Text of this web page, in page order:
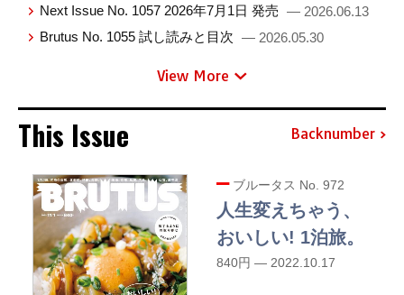
Next Issue No. 1057 2026年7月1日 発売 — 2026.06.13
Brutus No. 1055 試し読みと目次 — 2026.05.30
View More
This Issue Backnumber
ブルータス No. 972
人生変えちゃう、
おいしい! 1泊旅。
840円 — 2022.10.17